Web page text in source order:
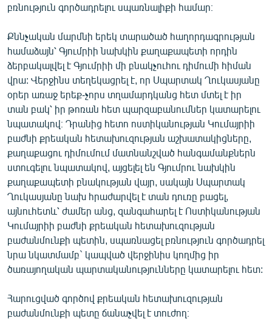
ՀԵՏԵՎԵՔ ՄԵԶ
«Ազատության» բոլոր կայքերը
բռնություն գործադրելու սպառնալիքի համար։
Քննչական մարմնի երեկ տարածած հաղորդագրության
համաձայն՝ Գյումրիի նախկին քաղաքապետի որդին
ձերբակալվել է Գյումրիի մի բնակչուհու դիմումի հիման
վրա: Վերջինս տեղեկացրել է, որ Սպարտակ Ղուկասյանը
օրեր առաջ երեք-չորս տղամարդկանց հետ մտել է իր
տան բակ՝ իր թոռան հետ պարզաբանումներ կատարելու
նպատակով։ Դրանից հետո ոստիկանության Կումայրիի
բաժնի քրեական հետախուզության աշխատակիցները,
քաղաքացու դիմումում մատնանշված հանգամանքներն
ստուգելու նպատակով, այցելել են Գյումրու նախկին
քաղաքապետի բնակության վայր, սակայն Սպարտակ
Ղուկասյանը նախ հրաժարվել է տան դուռը բացել,
այնուհետև՝ ժամեր անց, զանգահարել է Ոստիկանության
Կումայրիի բաժնի քրեական հետախուզության
բաժանմունքի պետին, սպառնացել բռնություն գործադրել
նրա նկատմամբ` կապված վերջինիս կողմից իր
ծառայողական պարտականությունները կատարելու հետ:
Հարուցված գործով քրեական հետախուզության
բաժանմունքի պետը ճանաչվել է տուժող։